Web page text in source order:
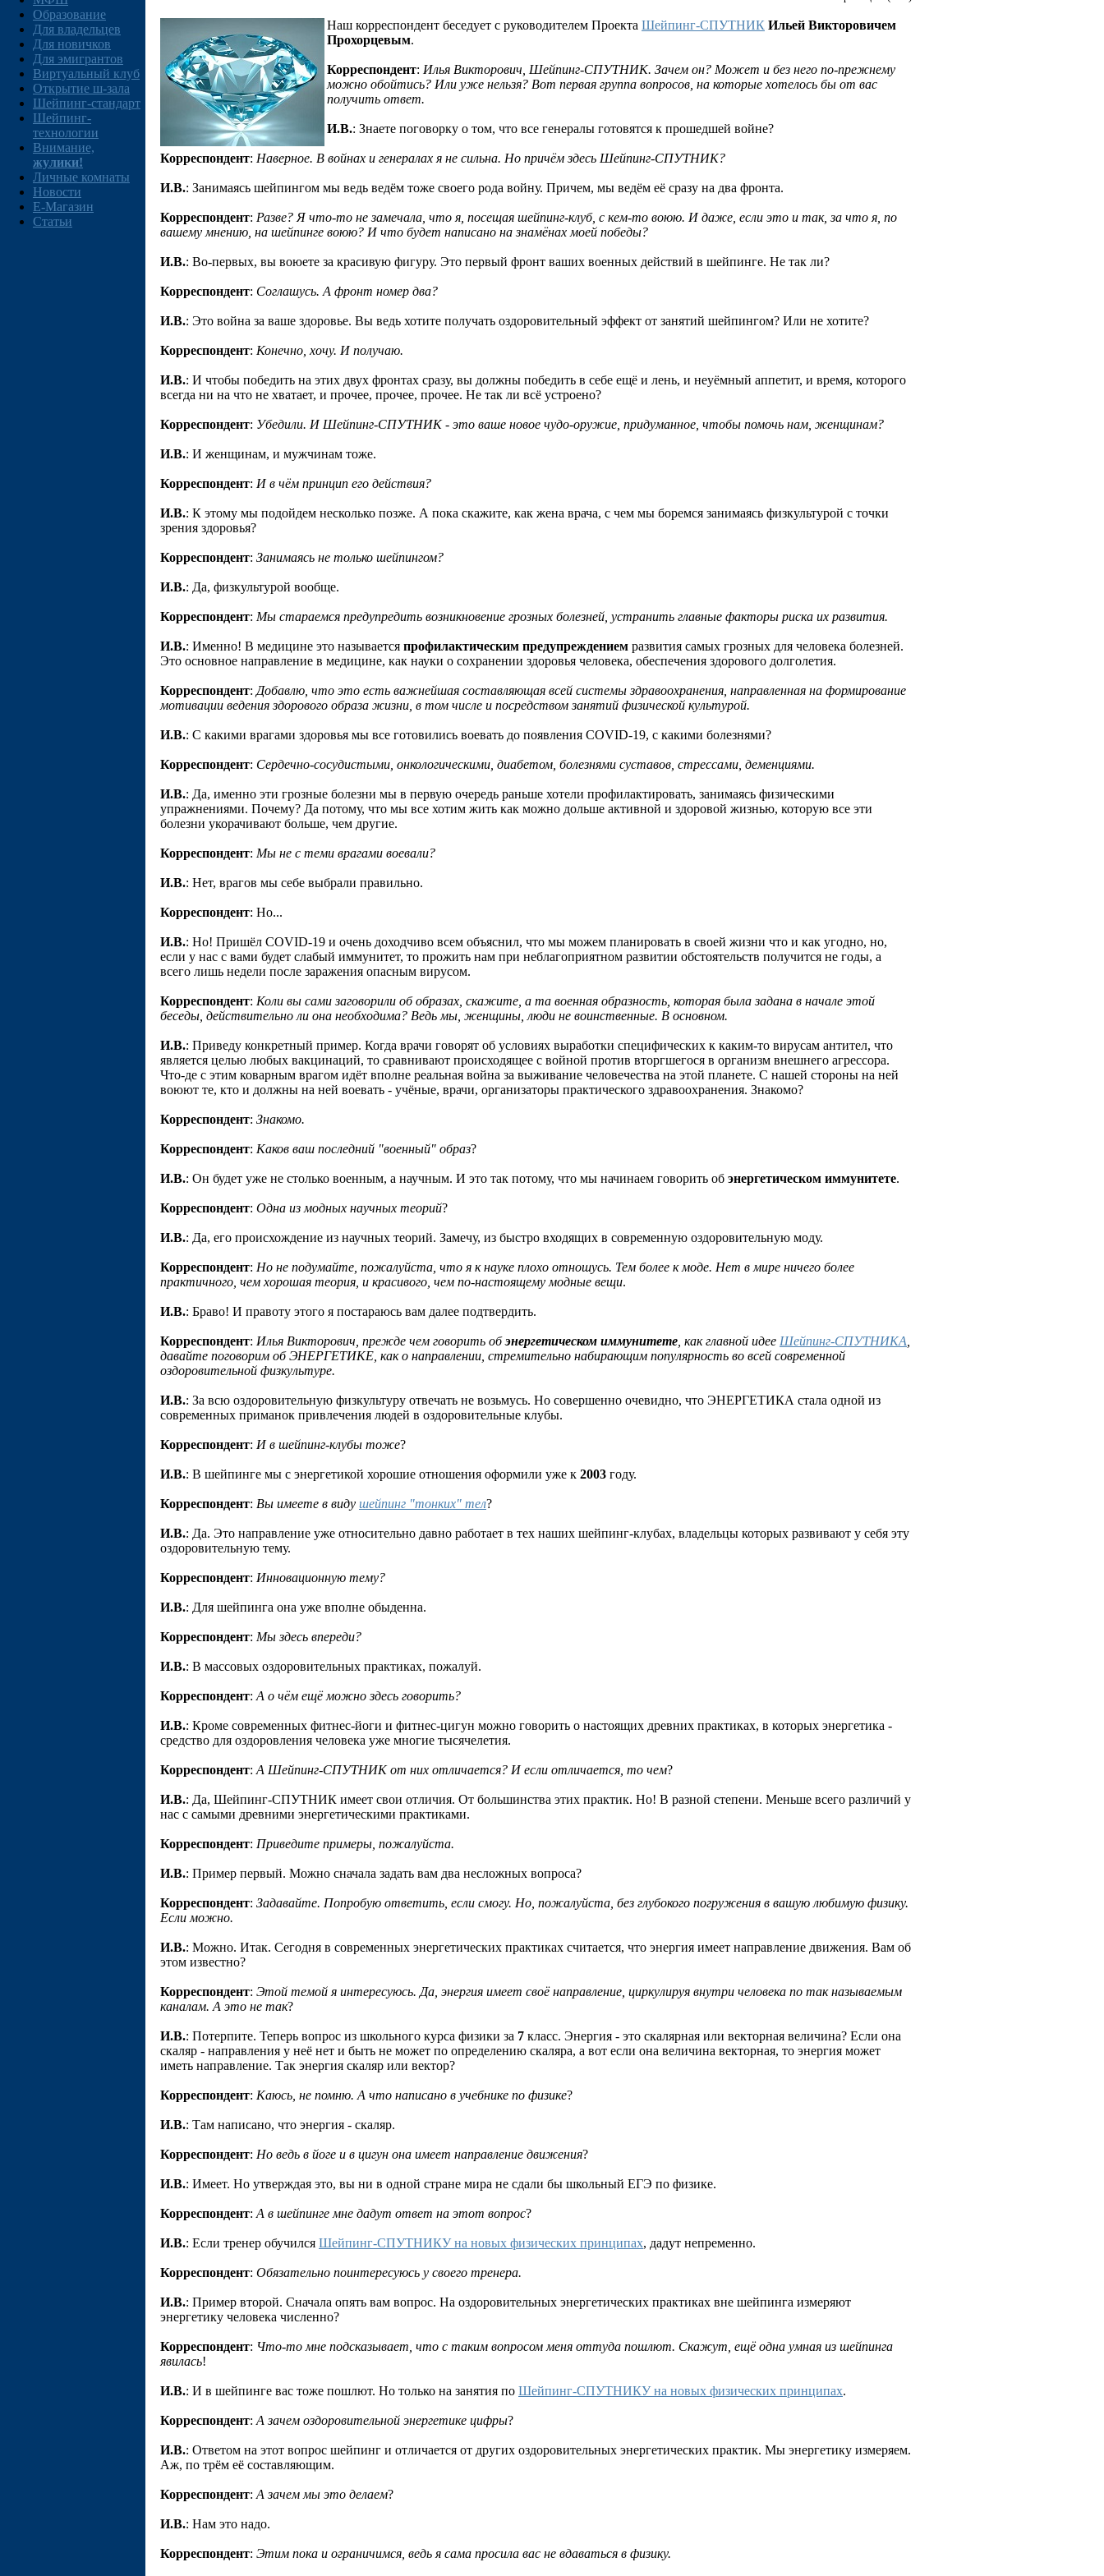
Образование
Для владельцев
Для новичков
Для эмигрантов
Виртуальный клуб
Открытие ш-зала
Шейпинг-стандарт
Шейпинг-
технологии
Внимание,
жулики!
Личные комнаты
Новости
E-Магазин
Статьи
Наш корреспондент беседует с руководителем Проекта Шейпинг-СПУТНИК Ильей Викторовичем
Прохорцевым.
Корреспондент: Илья Викторович, Шейпинг-СПУТНИК. Зачем он? Может и без него по-прежнему
можно обойтись? Или уже нельзя? Вот первая группа вопросов, на которые хотелось бы от вас
получить ответ.
И.В.: Знаете поговорку о том, что все генералы готовятся к прошедшей войне?
Корреспондент: Наверное. В войнах и генералах я не сильна. Но причём здесь Шейпинг-СПУТНИК?
И.В.: Занимаясь шейпингом мы ведь ведём тоже своего рода войну. Причем, мы ведём её сразу на два фронта.
Корреспондент: Разве? Я что-то не замечала, что я, посещая шейпинг-клуб, с кем-то воюю. И даже, если это и так, за что я, по
вашему мнению, на шейпинге воюю? И что будет написано на знамёнах моей победы?
И.В.: Во-первых, вы воюете за красивую фигуру. Это первый фронт ваших военных действий в шейпинге. Не так ли?
Корреспондент: Соглашусь. А фронт номер два?
И.В.: Это война за ваше здоровье. Вы ведь хотите получать оздоровительный эффект от занятий шейпингом? Или не хотите?
Корреспондент: Конечно, хочу. И получаю.
И.В.: И чтобы победить на этих двух фронтах сразу, вы должны победить в себе ещё и лень, и неуёмный аппетит, и время, которого
всегда ни на что не хватает, и прочее, прочее, прочее. Не так ли всё устроено?
Корреспондент: Убедили. И Шейпинг-СПУТНИК - это ваше новое чудо-оружие, придуманное, чтобы помочь нам, женщинам?
И.В.: И женщинам, и мужчинам тоже.
Корреспондент: И в чём принцип его действия?
И.В.: К этому мы подойдем несколько позже. А пока скажите, как жена врача, с чем мы боремся занимаясь физкультурой с точки
зрения здоровья?
Корреспондент: Занимаясь не только шейпингом?
И.В.: Да, физкультурой вообще.
Корреспондент: Мы стараемся предупредить возникновение грозных болезней, устранить главные факторы риска их развития.
И.В.: Именно! В медицине это называется профилактическим предупреждением развития самых грозных для человека болезней.
Это основное направление в медицине, как науки о сохранении здоровья человека, обеспечения здорового долголетия.
Корреспондент:Добавлю, что это есть важнейшая составляющая всей системы здравоохранения, направленная на формирование
мотивации ведения здорового образа жизни, в том числе и посредством занятий физической культурой.
И.В.: С какими врагами здоровья мы все готовились воевать до появления СОVID-19, с какими болезнями?
Корреспондент: Сердечно-сосудистыми, онкологическими, диабетом, болезнями суставов, стрессами, деменциями.
И.В.: Да, именно эти грозные болезни мы в первую очередь раньше хотели профилактировать, занимаясь физическими
упражнениями. Почему? Да потому, что мы все хотим жить как можно дольше активной и здоровой жизнью, которую все эти
болезни укорачивают больше, чем другие.
Корреспондент: Мы не с теми врагами воевали?
И.В.: Нет, врагов мы себе выбрали правильно.
Корреспондент: Но...
И.В.: Но! Пришёл СОVID-19 и очень доходчиво всем объяснил, что мы можем планировать в своей жизни что и как угодно, но,
если у нас с вами будет слабый иммунитет, то прожить нам при неблагоприятном развитии обстоятельств получится не годы, а
всего лишь недели после заражения опасным вирусом.
Корреспондент: Коли вы сами заговорили об образах, скажите, а та военная образность, которая была задана в начале этой
беседы, действительно ли она необходима? Ведь мы, женщины, люди не воинственные. В основном.
И.В.: Приведу конкретный пример. Когда врачи говорят об условиях выработки специфических к каким-то вирусам антител, что
является целью любых вакцинаций, то сравнивают происходящее с войной против вторгшегося в организм внешнего агрессора.
Что-де с этим коварным врагом идёт вполне реальная война за выживание человечества на этой планете. С нашей стороны на ней
воюют те, кто и должны на ней воевать - учёные, врачи, организаторы практического здравоохранения. Знакомо?
Корреспондент: Знакомо.
Корреспондент: Каков ваш последний "военный" образ?
И.В.: Он будет уже не столько военным, а научным. И это так потому, что мы начинаем говорить об энергетическом иммунитете.
Корреспондент: Одна из модных научных теорий?
И.В.: Да, его происхождение из научных теорий. Замечу, из быстро входящих в современную оздоровительную моду.
Корреспондент: Но не подумайте, пожалуйста, что я к науке плохо отношусь. Тем более к моде. Нет в мире ничего более
практичного, чем хорошая теория, и красивого, чем по-настоящему модные вещи.
И.В.: Браво! И правоту этого я постараюсь вам далее подтвердить.
Корреспондент: Илья Викторович, прежде чем говорить обэнергетическом иммунитете, как главной идее Шейпинг-СПУТНИКА,
давайте поговорим об ЭНЕРГЕТИКЕ, как о направлении, стремительно набирающим популярность во всей современной
оздоровительной физкультуре.
И.В.: За всю оздоровительную физкультуру отвечать не возьмусь. Но совершенно очевидно, что ЭНЕРГЕТИКА стала одной из
современных приманок привлечения людей в оздоровительные клубы.
Корреспондент: И в шейпинг-клубы тоже?
И.В.: В шейпинге мы с энергетикой хорошие отношения оформили уже к 2003 году.
Корреспондент: Вы имеете в виду шейпинг "тонких" тел?
И.В.: Да. Это направление уже относительно давно работает в тех наших шейпинг-клубах, владельцы которых развивают у себя эту
оздоровительную тему.
Корреспондент: Инновационную тему?
И.В.: Для шейпинга она уже вполне обыденна.
Корреспондент: Мы здесь впереди?
И.В.: В массовых оздоровительных практиках, пожалуй.
Корреспондент:А о чём ещё можно здесь говорить?
И.В.: Кроме современных фитнес-йоги и фитнес-цигун можно говорить о настоящих древних практиках, в которых энергетика -
средство для оздоровления человека уже многие тысячелетия.
Корреспондент:А Шейпинг-СПУТНИК от них отличается? И если отличается, то чем?
И.В.: Да, Шейпинг-СПУТНИК имеет свои отличия. От большинства этих практик. Но! В разной степени. Меньше всего различий у
нас с самыми древними энергетическими практиками.
Корреспондент: Приведите примеры, пожалуйста.
И.В.: Пример первый. Можно сначала задать вам два несложных вопроса?
Корреспондент: Задавайте. Попробую ответить, если смогу. Но, пожалуйста, без глубокого погружения в вашую любимую физику.
Если можно.
И.В.: Можно. Итак. Сегодня в современных энергетических практиках считается, что энергия имеет направление движения. Вам об
этом известно?
Корреспондент: Этой темой я интересуюсь. Да, энергия имеет своё направление, циркулируя внутри человека по так называемым
каналам. А это не так?
И.В.: Потерпите. Теперь вопрос из школьного курса физики за 7 класс. Энергия - это скалярная или векторная величина? Если она
скаляр - направления у неё нет и быть не может по определению скаляра, а вот если она величина векторная, то энергия может
иметь направление. Так энергия скаляр или вектор?
Корреспондент: Каюсь, не помню. А что написано в учебнике по физике?
И.В.: Там написано, что энергия - скаляр.
Корреспондент: Но ведь в йоге и в цигун она имеет направление движения?
И.В.: Имеет. Но утверждая это, вы ни в одной стране мира не сдали бы школьный ЕГЭ по физике.
Корреспондент:А в шейпинге мне дадут ответ на этот вопрос?
И.В.: Если тренер обучился Шейпинг-СПУТНИКУ на новых физических принципах, дадут непременно.
Корреспондент: Обязательно поинтересуюсь у своего тренера.
И.В.: Пример второй. Сначала опять вам вопрос. На оздоровительных энергетических практиках вне шейпинга измеряют
энергетику человека численно?
Корреспондент: Что-то мне подсказывает, что с таким вопросом меня оттуда пошлют. Скажут, ещё одна умная из шейпинга
явилась!
И.В.: И в шейпинге вас тоже пошлют. Но только на занятия по Шейпинг-СПУТНИКУ на новых физических принципах.
Корреспондент:А зачем оздоровительной энергетике цифры?
И.В.: Ответом на этот вопрос шейпинг и отличается от других оздоровительных энергетических практик. Мы энергетику измеряем.
Аж, по трём её составляющим.
Корреспондент:А зачем мы это делаем?
И.В.: Нам это надо.
Корреспондент: Этим пока и ограничимся, ведь я сама просила вас не вдаваться в физику.